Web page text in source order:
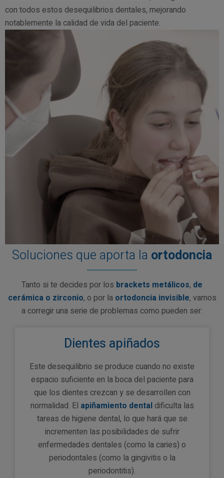
con todos estos desequilibrios dentales, mejorando
notablemente la calidad de vida del paciente.
Soluciones que aporta la ortodoncia
Tanto si te decides por los brackets metálicos, de
cerámica o zirconio, o por la ortodoncia invisible, vamos
a corregir una serie de problemas como pueden ser:
Dientes apiñados
Este desequilibrio se produce cuando no existe
espacio suficiente en la boca del paciente para
que los dientes crezcan y se desarrollen con
normalidad. El apiñamiento dentaldificulta las
tareas de higiene dental, lo que hará que se
incrementen las posibilidades de sufrir
enfermedades dentales (como la caries) o
periodontales (como la gingivitis o la
periodontitis).